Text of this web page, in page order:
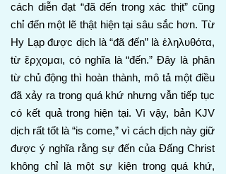
cách diễn đạt “đã đến trong xác thịt” cũng
chỉ đến một lẽ thật hiện tại sâu sắc hơn. Từ
Hy Lạp được dịch là “đã đến” là ἐληλυθότα,
từ ἔρχομαι, có nghĩa là “đến.” Đây là phân
từ chủ động thì hoàn thành, mô tả một điều
đã xảy ra trong quá khứ nhưng vẫn tiếp tục
có kết quả trong hiện tại. Vì vậy, bản KJV
dịch rất tốt là “is come,” vì cách dịch này giữ
được ý nghĩa rằng sự đến của Đấng Christ
không chỉ là một sự kiện trong quá khứ,